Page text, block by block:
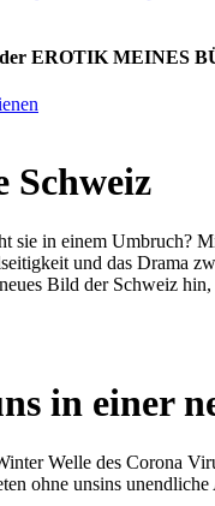
EROTIK MEINES
Schweiz
sie in einem Umbruch?
und das Drama
Bild der Schweiz
in einer
Welle des Corona
ohne unsins